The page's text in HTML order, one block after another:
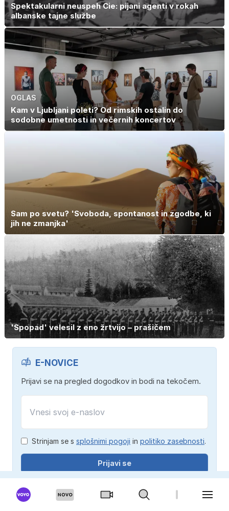
Spektakularni neuspeh Cie: pijani agenti v rokah
albanske tajne službe
OGLAS
Kam v Ljubljani poleti? Od rimskih ostalin do
sodobne umetnosti in večernih koncertov
Sam po svetu? 'Svoboda, spontanost in zgodbe, ki
jih ne zmanjka'
'Spopad' velesil z eno žrtvijo – prašičem
E-NOVICE
Prijavi se na pregled dogodkov in bodi na tekočem.
Strinjam se s splošnimi pogoji in politiko zasebnosti.
Prijavi se